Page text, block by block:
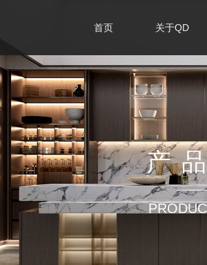
首页 关于QD
产